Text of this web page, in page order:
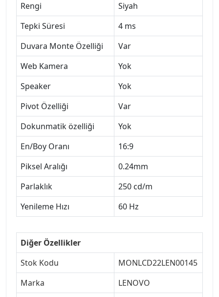
Rengi
Siyah
Tepki Süresi
4 ms
Duvara Monte Özelliği
Var
Web Kamera
Yok
Speaker
Yok
Pivot Özelliği
Var
Dokunmatik özelliği
Yok
En/Boy Oranı
16:9
Piksel Aralığı
0.24mm
Parlaklık
250 cd/m
Yenileme Hızı
60 Hz
Diğer Özellikler
Stok Kodu
MONLCD22LEN00145
Marka
LENOVO